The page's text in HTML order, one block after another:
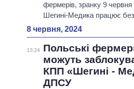
фермерів, зранку 9 червня
Шегині-Медика працює
8 червня, 2024
13:24
Польські
можуть
КПП «Шегині -
ДПСУ